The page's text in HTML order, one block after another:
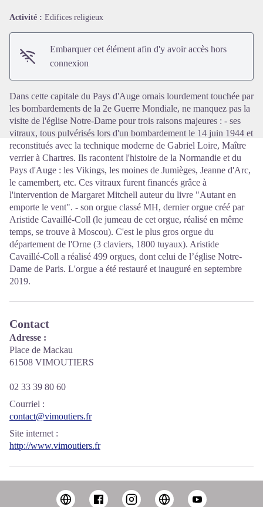
Voir l'image en plein écran
Activité : Edifices religieux
Embarquer cet élément afin d'y avoir accès hors
connexion
Dans cette capitale du Pays d'Auge ornais lourdement touchée par
les bombardements de la 2e Guerre Mondiale, ne manquez pas la
visite de l'église Notre-Dame pour trois raisons majeures : - ses
vitraux, tous pulvérisés lors d'un bombardement le 14 juin 1944 et
reconstitués avec la technique moderne de Gabriel Loire, Maître
verrier à Chartres. Ils racontent l'histoire de la Normandie et du
Pays d'Auge : les Vikings, les moines de Jumièges, Jeanne d'Arc,
le camembert, etc. Ces vitraux furent financés grâce à
l'intervention de Margaret Mitchell auteur du livre "Autant en
emporte le vent". - son orgue classé MH, dernier orgue créé par
Aristide Cavaillé-Coll (le jumeau de cet orgue, réalisé en même
temps, se trouve à Moscou). C'est le plus gros orgue du
département de l'Orne (3 claviers, 1800 tuyaux). Aristide
Cavaillé-Coll a réalisé 499 orgues, dont celui de l’église Notre-
Dame de Paris. L'orgue a été restauré et inauguré en septembre
2019.
Contact
Adresse :
Place de Mackau
61508 VIMOUTIERS
02 33 39 80 60
Courriel :
contact@vimoutiers.fr
Site internet :
http://www.vimoutiers.fr